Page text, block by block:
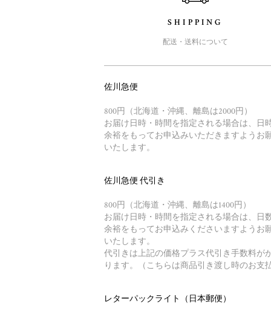
SHIPPING
配送・送料について
佐川急便
800円（北海道・沖縄、離島は2000円）
お届け日時・時間を指定される場合は、日
余裕をもってお申込みいただきますようお
いたします。
佐川急便 代引き
800円（北海道・沖縄、離島は1400円）
お届け日時・時間を指定される場合は、日
余裕をもってお申込みくださいますようお
いたします。
代引きは上記の価格プラス代引き手数料が
ります。（こちらは商品引き渡し時のお支払
レターパックライト（日本郵便）